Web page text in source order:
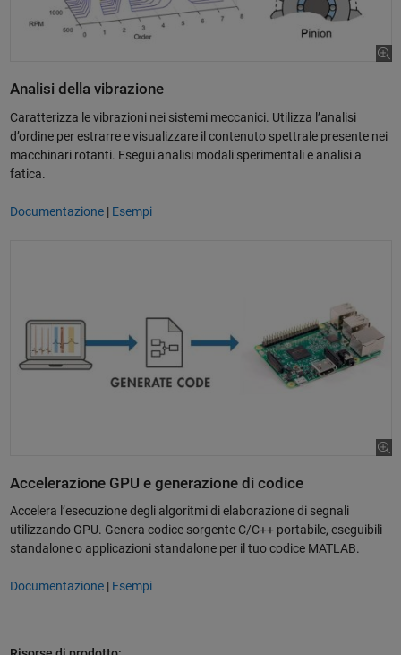
Analisi della vibrazione
Caratterizza le vibrazioni nei sistemi meccanici. Utilizza l’analisi
d’ordine per estrarre e visualizzare il contenuto spettrale presente nei
macchinari rotanti. Esegui analisi modali sperimentali e analisi a
fatica.
Documentazione| Esempi
Accelerazione GPU e generazione di codice
Accelera l’esecuzione degli algoritmi di elaborazione di segnali
utilizzando GPU. Genera codice sorgente C/C++ portabile, eseguibili
standalone o applicazioni standalone per il tuo codice MATLAB.
Documentazione| Esempi